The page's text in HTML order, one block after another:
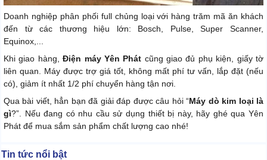
Doanh nghiệp phân phối full chủng loại với hàng trăm mã ăn khách
đến từ các thương hiệu lớn: Bosch, Pulse, Super Scanner,
Equinox,...
Khi giao hàng,Điện máy Yên Phát cũng giao đủ phụ kiện, giấy tờ
liên quan. Máy được trợ giá tốt, không mất phí tư vấn, lắp đặt (nếu
có), giảm ít nhất 1/2 phí chuyển hàng tận nơi.
Qua bài viết, hẳn bạn đã giải đáp được câu hỏi “Máy dò kim loại là
gì?”. Nếu đang có nhu cầu sử dụng thiết bị này, hãy ghé qua Yên
Phát để mua sắm sản phẩm chất lượng cao nhé!
Tin tức nổi bật